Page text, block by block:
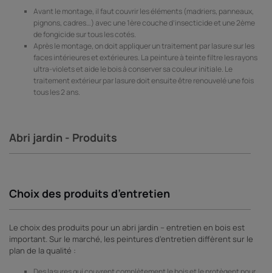
Avant le montage, il faut couvrir les éléments (madriers, panneaux,
pignons, cadres…) avec une 1ère couche d’insecticide et une 2ème
de fongicide sur tous les cotés.
Après le montage, on doit appliquer un traitement par lasure sur les
faces intérieures et extérieures. La peinture à teinte filtre les rayons
ultra-violets et aide le bois à conserver sa couleur initiale. Le
traitement extérieur par lasure doit ensuite être renouvelé une fois
tous les 2 ans.
Abri jardin - Produits
Choix des produits d’entretien
Le choix des produits pour un abri jardin – entretien en bois est
important. Sur le marché, les peintures d’entretien diffèrent sur le
plan de la qualité :